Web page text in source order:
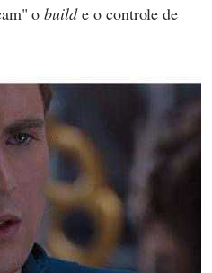
obuilde o controle de